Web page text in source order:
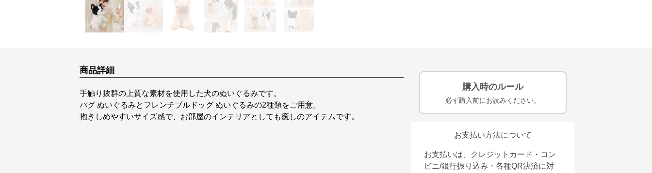
商品詳細
手触り抜群の上質な素材を使用した犬のぬいぐるみです。
パグ ぬいぐるみとフレンチブルドッグ ぬいぐるみの2種類をご用意。
抱きしめやすいサイズ感で、お部屋のインテリアとしても癒しのアイテムです。
購入時のルール
必ず購入前にお読みください。
お支払い方法について
お支払いは、クレジットカード・コン
ビニ/銀行振り込み・各種QR決済に対